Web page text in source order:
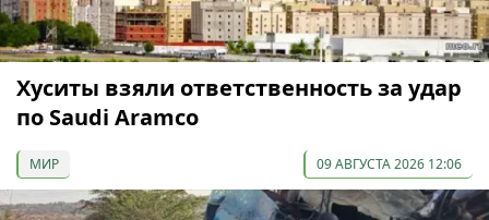
Хуситы взяли ответственность за удар
по Saudi Aramco
МИР 09 АВГУСТА 2026 12:06